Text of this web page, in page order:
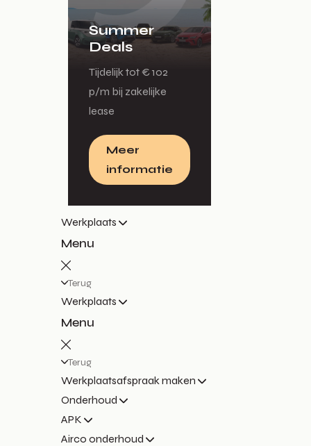
Summer
Deals
Tijdelijk tot € 102
p/m bij zakelijke
lease
Meer
informatie
Werkplaats
Menu
Terug
Werkplaats
Menu
Terug
Werkplaatsafspraak maken
Onderhoud
APK
Airco onderhoud